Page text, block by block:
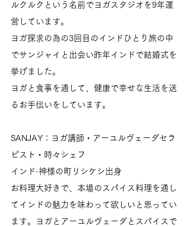
ルクルクという名前でヨガスタジオを9年運
営しています。
ヨガ探求の為の3回目のインドひとり旅の中
でサンジャイと出会い昨年インドで結婚式を
挙げました。
ヨガと食事を通して、健康で幸せな生活を送
るお手伝いをしています。
SANJAY：ヨガ講師・アーユルヴェーダセラ
ピスト・時々シェフ
インド·神様の町リシケシ出身
お料理大好きで、本場のスパイス料理を通し
てインドの魅力を味わって欲しいと思ってい
ます。ヨガとアーユルヴェーダとスパイスで